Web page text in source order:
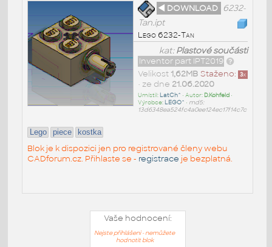
◄ DOWNLOAD
6232-
Tan.ipt
Lego 6232-Tan
kat:Plastové součásti
Inventor part IPT2019
Staženo: 3x
Velikost 1,62MB
• ze dne 21.06.2020
Umístil: LatCh^ • Autor: D.Kohfeld•
Výrobce: LEGO^ • md5:
13d6348ea524fc4a0ee124ec17f14c7c
Lego piece kostka
Blok je k dispozici jen pro registrované členy webu
CADforum.cz. Přihlaste se - registrace je bezplatná.
Vaše hodnocení:
Nejste přihlášeni - nemůžete
hodnotit blok